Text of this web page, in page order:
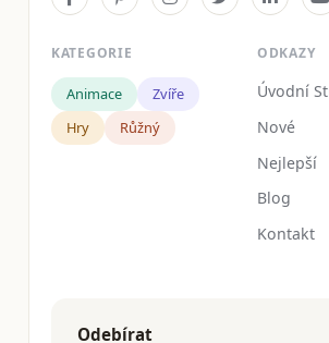
KATEGORIE
Animace
Zvíře
Hry
Růžný
ODKAZY
Úvodní
Nové
Nejlepší
Blog
Kontakt
Odebírat